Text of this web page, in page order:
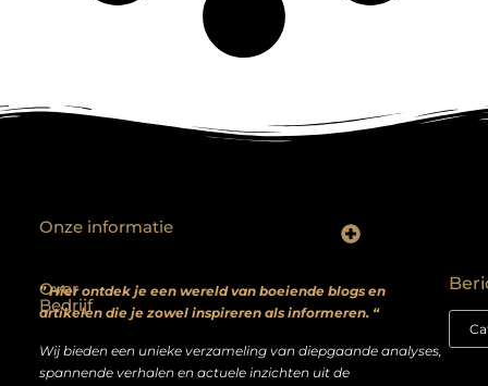
Over
Bedrijf
” Hier ontdek je een wereld van boeiende blogs en
artikelen die je zowel inspireren als informeren. “
Wij bieden een unieke verzameling van diepgaande analyses,
spannende verhalen en actuele inzichten uit de
Onze informatie